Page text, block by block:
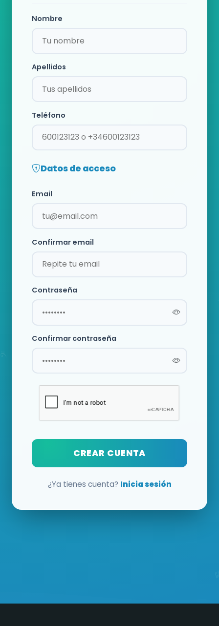
Nombre
Apellidos
Teléfono
Datos de acceso
Email
Confirmar email
Contraseña
Confirmar contraseña
CREAR CUENTA
¿Ya tienes cuenta? Inicia sesión